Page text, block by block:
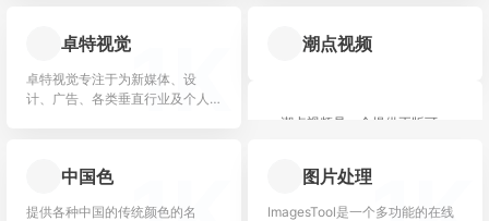
卓特视觉
卓特视觉专注于为新媒体、设
计、广告、各类垂直行业及个人
清视频...
1K 潮点视频
潮点视频是一个提供正版可
库，包括实拍视频、视频模
中国色
提供各种中国的传统颜色的名
图片处理
ImagesTool是一个多功能的在线